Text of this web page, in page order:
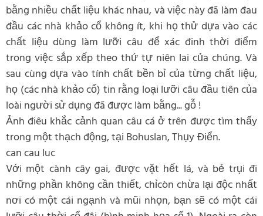
bằng nhiều chất liệu khác nhau, và việc này đã làm đau
đầu các nhà khảo cổ không ít, khi họ thử dựa vào các
chất liệu dùng làm lưỡi câu để xác đinh thời điểm
trong việc sắp xếp theo thứ tự niên lai của chúng. Và
sau cùng dựa vào tính chất bền bỉ của từng chất liệu,
họ (các nhà khảo cổ) tin rằng loại lưỡi câu đầu tiên của
loài người sử dụng đã được làm bằng... gỗ !
Ảnh điêu khắc cảnh quan câu cá ở trên được tìm thấy
trong một thạch động, tại Bohuslan, Thụy Điển.
can cau luc
Với một cành cây gai, được vặt hết lá, và bẻ trụi đi
những phần không cần thiết, chỉcòn chừa lại độc nhất
nơi có một cái ngạnh và mũi nhọn, bạn sẽ có một cái